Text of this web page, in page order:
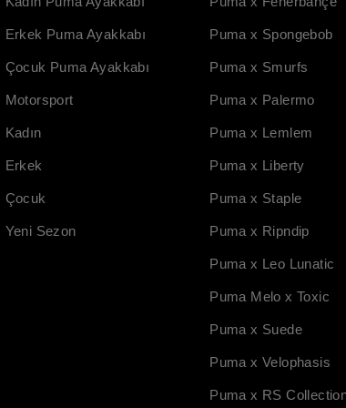
Erkek Puma Ayakkabı
Çocuk Puma Ayakkabı
Motorsport
Kadın
Erkek
Çocuk
Yeni Sezon
Puma x Spongebob
Puma x Smurfs
Puma x Palermo
Puma x Lemlem
Puma x Liberty
Puma x Staple
Puma x Ripndip
Puma x Leo Lunatic
Puma Melo x Toxic
Puma x Suede
Puma x Velophasis
Puma x RS